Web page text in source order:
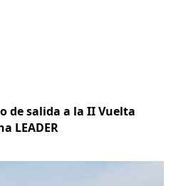
de salida a la II Vuelta
LEADER